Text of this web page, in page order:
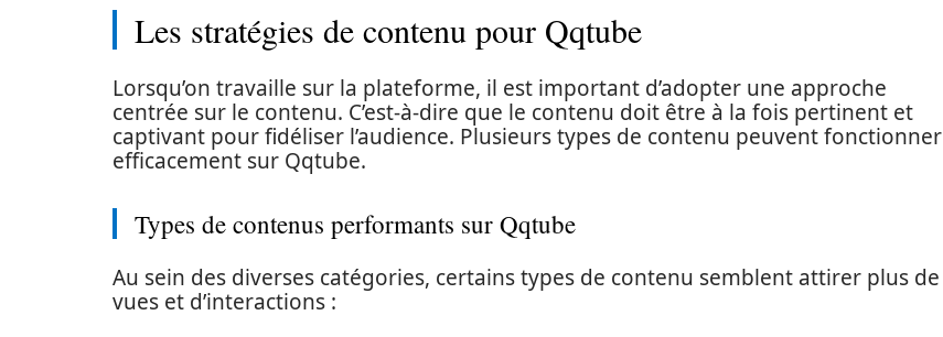
Les stratégies de contenu pour Qqtube
Lorsqu’on travaille sur la plateforme, il est important d’adopter une approche
centrée sur le contenu. C’est-à-dire que le contenu doit être à la fois pertinent et
captivant pour fidéliser l’audience. Plusieurs types de contenu peuvent fonctionner
efficacement sur Qqtube.
Types de contenus performants sur Qqtube
Au sein des diverses catégories, certains types de contenu semblent attirer plus de
vues et d’interactions :